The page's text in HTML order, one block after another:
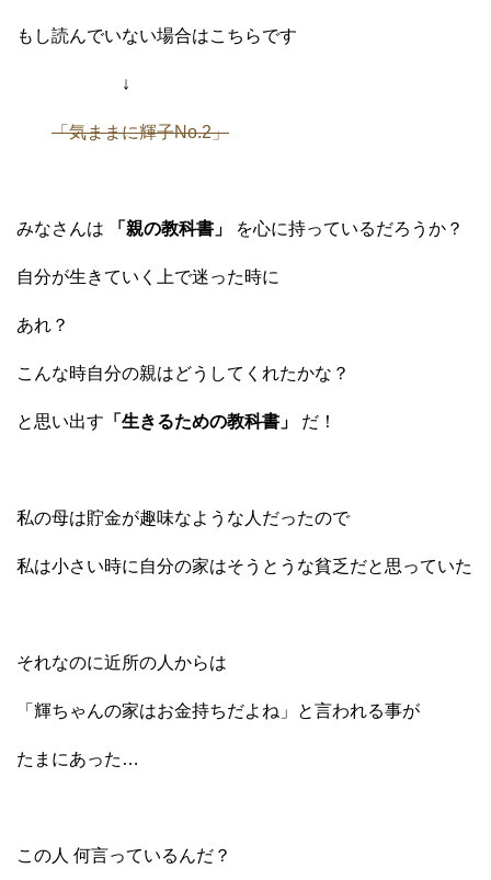
もし読んでいない場合はこちらです
↓
「気ままに輝子No.2」
みなさんは 「親の教科書」 を心に持っているだろうか？
自分が生きていく上で迷った時に
あれ？
こんな時自分の親はどうしてくれたかな？
と思い出す 「生きるための教科書」 だ！
私の母は貯金が趣味なような人だったので
私は小さい時に自分の家はそうとうな貧乏だと思っていた
それなのに近所の人からは
「輝ちゃんの家はお金持ちだよね」と言われる事が
たまにあった…
この人 何言っているんだ？